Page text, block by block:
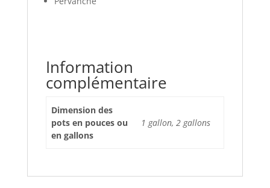
Information
complémentaire
Dimension des
pots en pouces ou
en gallons
1 gallon, 2 gallons